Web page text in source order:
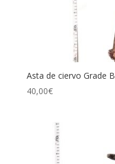
Asta de ciervo Grade B
40,00€